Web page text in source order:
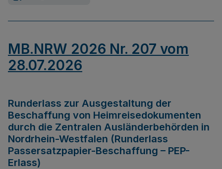
MB.NRW 2026 Nr. 207 vom
28.07.2026
Runderlass zur Ausgestaltung der
Beschaffung von Heimreisedokumenten
durch die Zentralen Ausländerbehörden in
Nordrhein-Westfalen (Runderlass
Passersatzpapier-Beschaffung – PEP-
Erlass)